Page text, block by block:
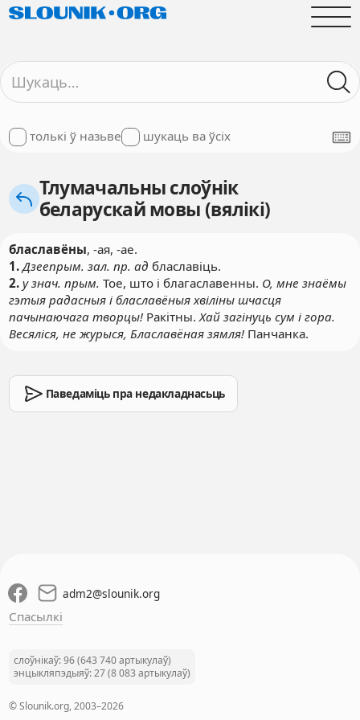
толькі ў назьве шукаць ва ўсіх
Тлумачальны слоўнік
беларускай мовы (вялікі)
блаславёны, -ая, -ае.
1. Дзеепрым. зал. пр. ад блаславіць.
2. у знач. прым. Тое, што і благаславенны. О, мне знаёмы
гэтыя радасныя і блаславёныя хвіліны шчасця
пачынаючага творцы!Ракітны.Хай загінуць сум і гора.
Весяліся, не журыся, Блаславёная зямля!Панчанка.
Паведаміць пра недакладнасьць
adm2@slounik.org
Спасылкі
слоўнікаў: 96 (643 740 артыкулаў)
энцыкляпэдыяў: 27 (8 083 артыкулаў)
© Slounik.org, 2003–2026